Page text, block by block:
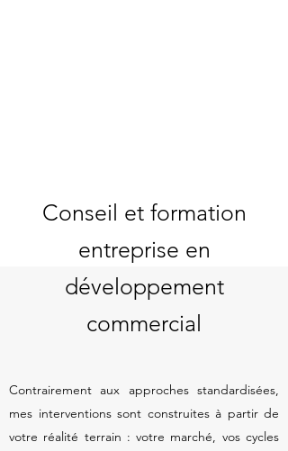
Conseil et formation
entreprise en
développement
commercial
​Contrairement aux approches standardisées,
mes interventions sont construites à partir de
votre réalité terrain : votre marché, vos cycles